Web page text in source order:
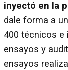
inyectó en la
dale forma a
400 técnicos e
ensayos y
ensayos